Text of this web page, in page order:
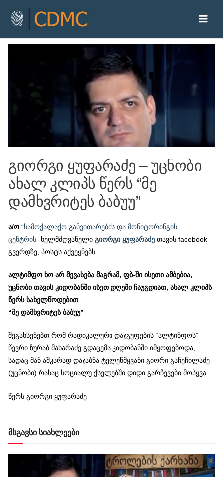
გიორგი ყუფარაძე – უცნობი
ახალ კლიპს წერს “მე
დამხვრიტეს ბაბუუ”
ა/ო “სამოქალაქო განვითარების და მონიტორინგის
ცენტრის” ხელმძღვანელიგიორგი ყუფარაძე თავის facebook
გვერდზე, პოსტს აქვეყნებს:
ალტიმფო ხო არ მევასება მაგრამ, ფბ-ში ისეთი ამბებია,
უცნობი თავის კიდობანში ისეთ დღეში ჩაუგდიათ, ახალ კლიპს
წერს სახელწოდებით
“მე დამხვრიტეს ბაბუუ”
შეგახსენებთ რომ რადიკალური დაჯგუფების “ალტინფოს”
წევრი ზურაბ მახარაძე გდაცემა კიდობანში იმყოფებოდა,
სადაც მან აშკარად დაჯაბნა ტელეწმყვანი გიორი გაჩეჩილაძე
(უცნობი) რასაც სოციალუ ქსელებში დიდი გარჩევები მოჰყვა.
წერს გიორგი ყუფარაძე
მსგავსი სიახლეები